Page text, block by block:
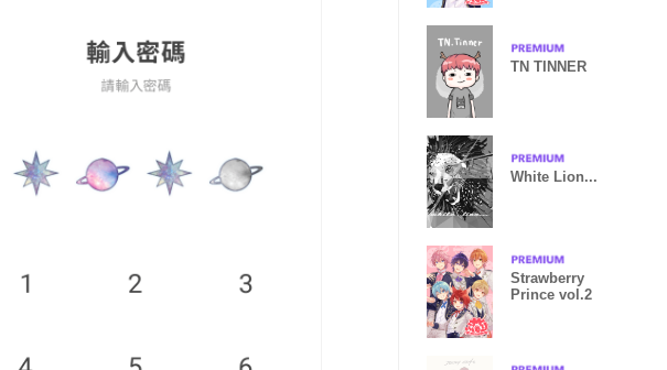
TN TINNER
White Lion...
Strawberry
Prince vol.2